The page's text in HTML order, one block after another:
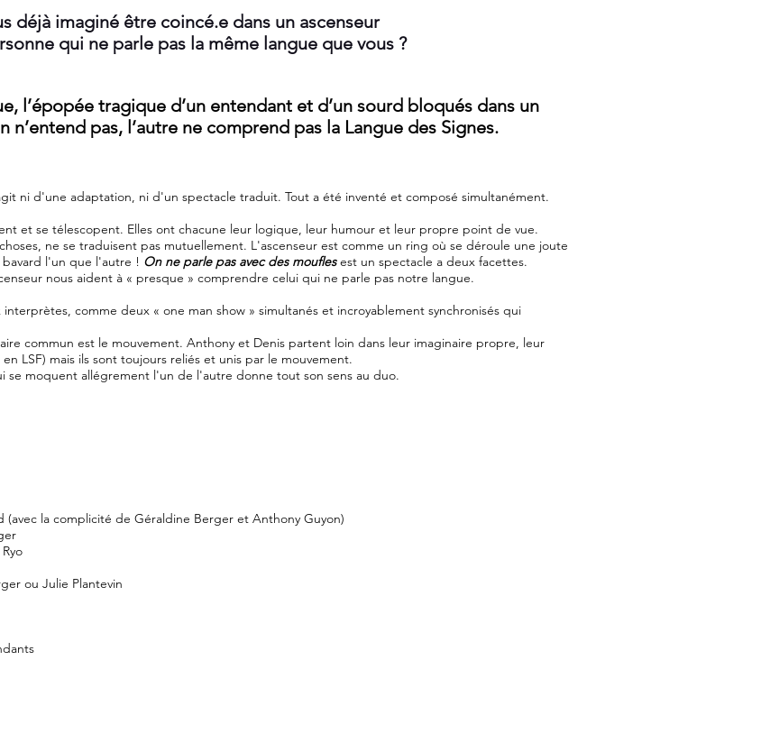
déjà imaginé être coincé.e dans un ascenseur
qui ne parle pas la même langue que vous ?
l’épopée tragique d’un entendant et d’un sourd bloqués dans un
n’entend pas, l’autre ne comprend pas la Langue des Signes.
ni d'une adaptation, ni d'un spectacle traduit. Tout a été inventé et composé simultanément.
et se télescopent. Elles ont chacune leur logique, leur humour et leur propre point de vue.
ne se traduisent pas mutuellement. L'ascenseur est comme un ring où se déroule une joute
l'un que l'autre ! On ne parle pas avec des mouflesest un spectacle a deux facettes.
nous aident à « presque » comprendre celui qui ne parle pas notre langue.
comme deux « one man show » simultanés et incroyablement synchronisés qui
commun est le mouvement. Anthony et Denis partent loin dans leur imaginaire propre, leur
LSF) mais ils sont toujours reliés et unis par le mouvement.
se moquent allégrement l'un de l'autre donne tout son sens au duo.
(avec la complicité de Géraldine Berger et Anthony Guyon)
ou Julie Plantevin